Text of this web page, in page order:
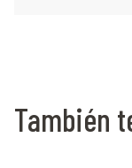
También